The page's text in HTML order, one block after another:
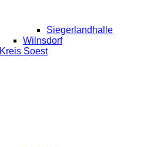
Siegerlandhalle
Wilnsdorf
Kreis Soest